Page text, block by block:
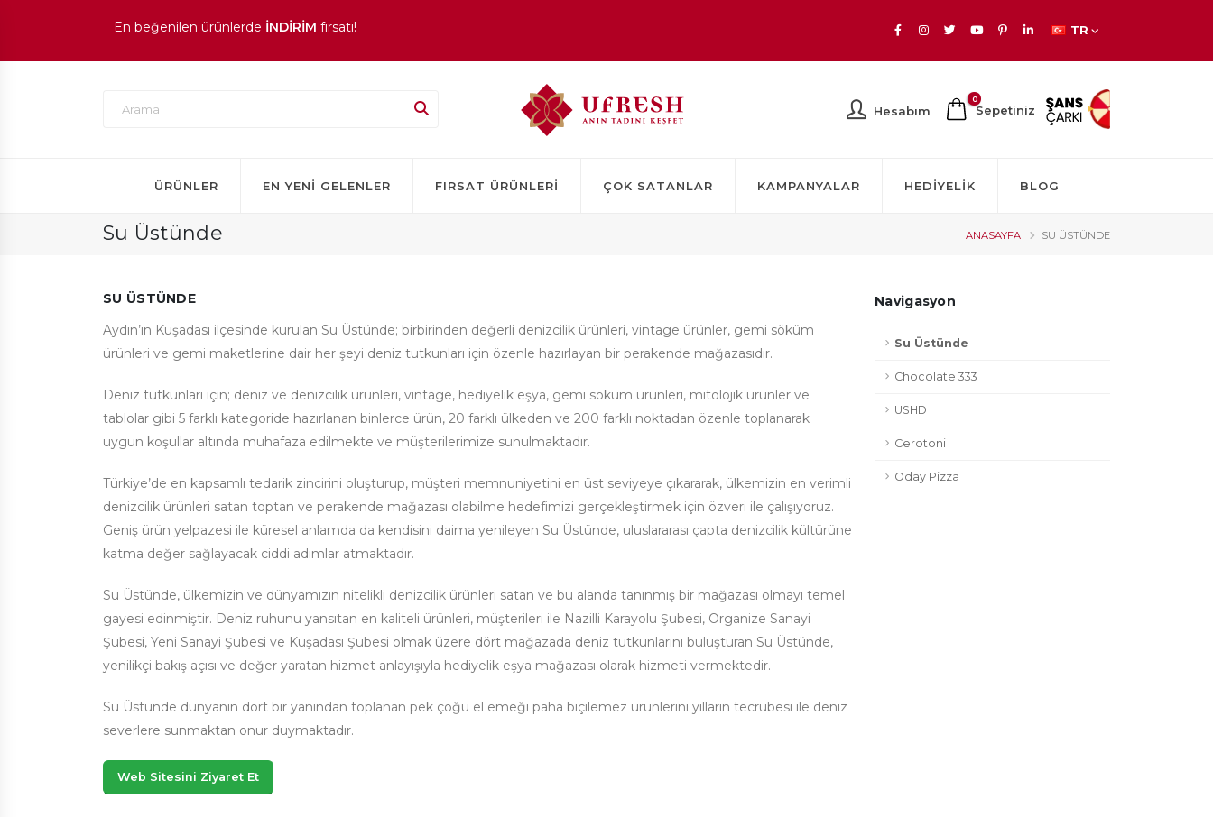
TR
Hesabım
0
Sepetiniz
ÜRÜNLER EN YENI GELENLER FIRSAT ÜRÜNLERI ÇOK SATANLAR KAMPANYALAR HEDIYELIK BLOG
Su Üstünde ANASAYFA SU ÜSTÜNDE
SU ÜSTÜNDE
Aydın’ın Kuşadası ilçesinde kurulan Su Üstünde; birbirinden değerli denizcilik ürünleri, vintage ürünler, gemi söküm
ürünleri ve gemi maketlerine dair her şeyi deniz tutkunları için özenle hazırlayan bir perakende mağazasıdır.
Deniz tutkunları için; deniz ve denizcilik ürünleri, vintage, hediyelik eşya, gemi söküm ürünleri, mitolojik ürünler ve
tablolar gibi 5 farklı kategoride hazırlanan binlerce ürün, 20 farklı ülkeden ve 200 farklı noktadan özenle toplanarak
uygun koşullar altında muhafaza edilmekte ve müşterilerimize sunulmaktadır.
Türkiye’de en kapsamlı tedarik zincirini oluşturup, müşteri memnuniyetini en üst seviyeye çıkararak, ülkemizin en verimli
denizcilik ürünleri satan toptan ve perakende mağazası olabilme hedefimizi gerçekleştirmek için özveri ile çalışıyoruz.
Geniş ürün yelpazesi ile küresel anlamda da kendisini daima yenileyen Su Üstünde, uluslararası çapta denizcilik kültürüne
katma değer sağlayacak ciddi adımlar atmaktadır.
Su Üstünde, ülkemizin ve dünyamızın nitelikli denizcilik ürünleri satan ve bu alanda tanınmış bir mağazası olmayı temel
gayesi edinmiştir. Deniz ruhunu yansıtan en kaliteli ürünleri, müşterileri ile Nazilli Karayolu Şubesi, Organize Sanayi
Şubesi, Yeni Sanayi Şubesi ve Kuşadası Şubesi olmak üzere dört mağazada deniz tutkunlarını buluşturan Su Üstünde,
yenilikçi bakış açısı ve değer yaratan hizmet anlayışıyla hediyelik eşya mağazası olarak hizmeti vermektedir.
Su Üstünde dünyanın dört bir yanından toplanan pek çoğu el emeği paha biçilemez ürünlerini yılların tecrübesi ile deniz
severlere sunmaktan onur duymaktadır.
Web Sitesini Ziyaret Et
Navigasyon
Su Üstünde
Chocolate 333
USHD
Cerotoni
Oday Pizza